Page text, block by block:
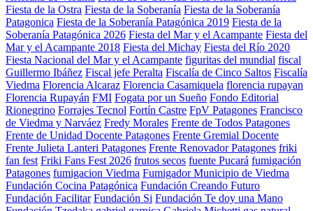
Fiesta de la Ostra Fiesta de la Soberanía Fiesta de la Soberanía
Patagonica Fiesta de la Soberanía Patagónica 2019 Fiesta de la
Soberanía Patagónica 2026 Fiesta del Mar y el Acampante Fiesta del
Mar y el Acampante 2018 Fiesta del Michay Fiesta del Río 2020
Fiesta Nacional del Mar y el Acampante figuritas del mundial fiscal
Guillermo Ibáñez Fiscal jefe Peralta Fiscalía de Cinco Saltos Fiscalía
Viedma Florencia Alcaraz Florencia Casamiquela florencia rupayan
Florencia Rupayán FMI Fogata por un Sueño Fondo Editorial
Rionegrino Forrajes Tecnol Fortín Castre FpV Patagones Francisco
de Viedma y Narváez Fredy Morales Frente de Todos Patagones
Frente de Unidad Docente Patagones Frente Gremial Docente
Frente Julieta Lanteri Patagones Frente Renovador Patagones friki
fan fest Friki Fans Fest 2026 frutos secos fuente Pucará fumigación
Patagones fumigacion Viedma Fumigador Municipio de Viedma
Fundación Cocina Patagónica Fundación Creando Futuro
Fundación Facilitar Fundación Si Fundación Te doy una Mano